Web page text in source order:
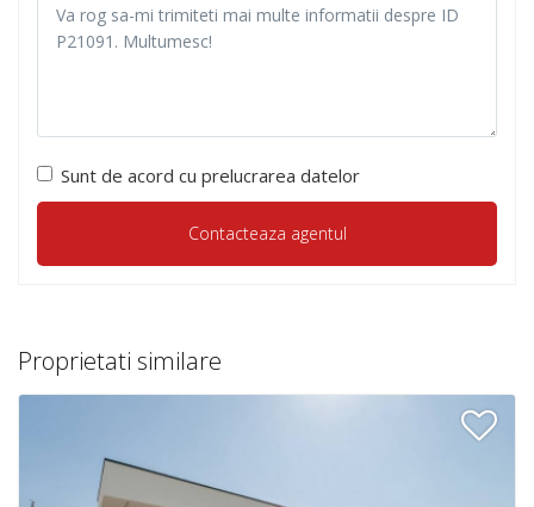
Sunt de acord cu prelucrarea datelor
Proprietati similare